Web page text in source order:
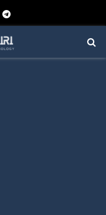
Telegram